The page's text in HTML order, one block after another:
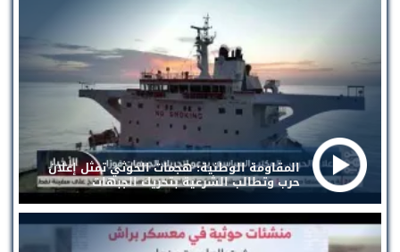
المقاومة الوطنية: هجمات الحوثي تمثل إعلان
حرب وتطالب الشرعية بتحريك الجبهات